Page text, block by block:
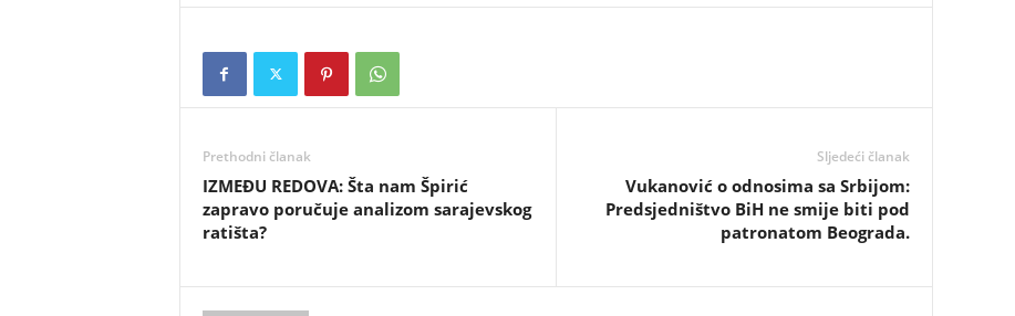
Prethodni članak
IZMEĐU REDOVA: Šta nam Špirić
zapravo poručuje analizom sarajevskog
ratišta?
Sljedeći članak
​Vukanović o odnosima sa Srbijom:
Predsjedništvo BiH ne smije biti pod
patronatom Beograda.